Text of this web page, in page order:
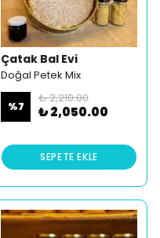
Çatak Bal Evi
Doğal Petek Mix
%7
₺ 2,210.00
₺ 2,050.00
SEPETE EKLE